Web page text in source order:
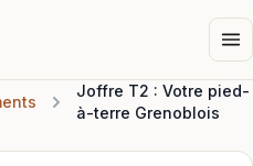
Joffre T2 : Votre pied-
à-terre Grenoblois